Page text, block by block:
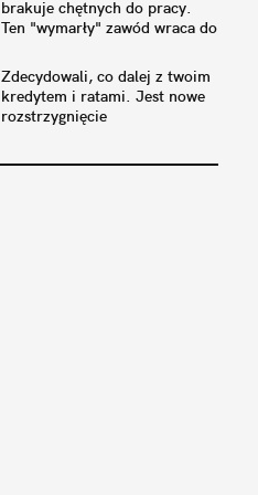
brakuje chętnych do pracy.
Ten "wymarły" zawód wraca do
Zdecydowali, co dalej z twoim
kredytem i ratami. Jest nowe
rozstrzygnięcie